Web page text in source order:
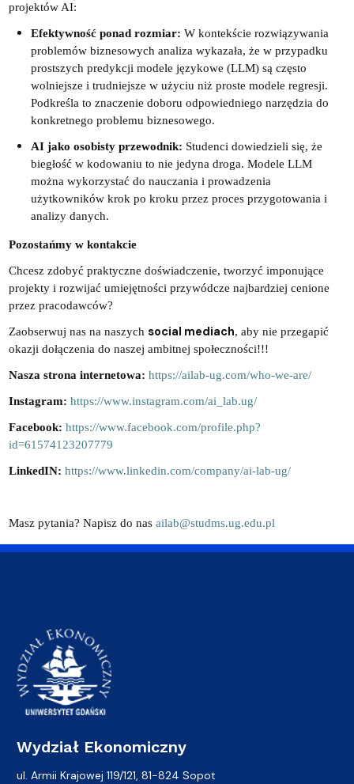
projektów AI:
Efektywność ponad rozmiar: W kontekście rozwiązywania
problemów biznesowych analiza wykazała, że w przypadku
prostszych predykcji modele językowe (LLM) są często
wolniejsze i trudniejsze w użyciu niż proste modele regresji.
Podkreśla to znaczenie doboru odpowiedniego narzędzia do
konkretnego problemu biznesowego.
AI jako osobisty przewodnik: Studenci dowiedzieli się, że
biegłość w kodowaniu to nie jedyna droga. Modele LLM
można wykorzystać do nauczania i prowadzenia
użytkowników krok po kroku przez proces przygotowania i
analizy danych.
Pozostańmy w kontakcie
Chcesz zdobyć praktyczne doświadczenie, tworzyć imponujące
projekty i rozwijać umiejętności przywódcze najbardziej cenione
przez pracodawców?
Zaobserwuj nas na naszych social mediach, aby nie przegapić
okazji dołączenia do naszej ambitnej społeczności!!!
Nasza strona internetowa: https://ailab-ug.com/who-we-are/
Instagram: https://www.instagram.com/ai_lab.ug/
Facebook: https://www.facebook.com/profile.php?
id=61574123207779
LinkedIN: https://www.linkedin.com/company/ai-lab-ug/
Masz pytania? Napisz do nas ailab@studms.ug.edu.pl
Wydział Ekonomiczny
ul. Armii Krajowej 119/121, 81-824 Sopot